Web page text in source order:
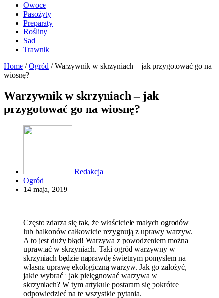
Owoce
Pasożyty
Preparaty
Rośliny
Sad
Trawnik
Home /Ogród /Warzywnik w skrzyniach – jak przygotować go na
wiosnę?
Warzywnik w skrzyniach – jak
przygotować go na wiosnę?
Redakcja
Ogród
14 maja, 2019
Często zdarza się tak, że właściciele małych ogrodów
lub balkonów całkowicie rezygnują z uprawy warzyw.
A to jest duży błąd! Warzywa z powodzeniem można
uprawiać w skrzyniach. Taki ogród warzywny w
skrzyniach będzie naprawdę świetnym pomysłem na
własną uprawę ekologiczną warzyw. Jak go założyć,
jakie wybrać i jak pielęgnować warzywa w
skrzyniach? W tym artykule postaram się pokrótce
odpowiedzieć na te wszystkie pytania.